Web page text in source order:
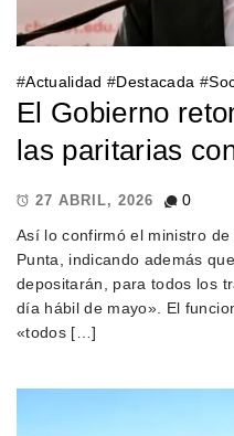
#Actualidad #Destacada #
El Gobierno
las paritarias
27 ABRIL, 2026
0
Así lo confirmó el ministro
Punta, indicando además
depositarán, para todos los
día hábil de mayo». El
«todos […]